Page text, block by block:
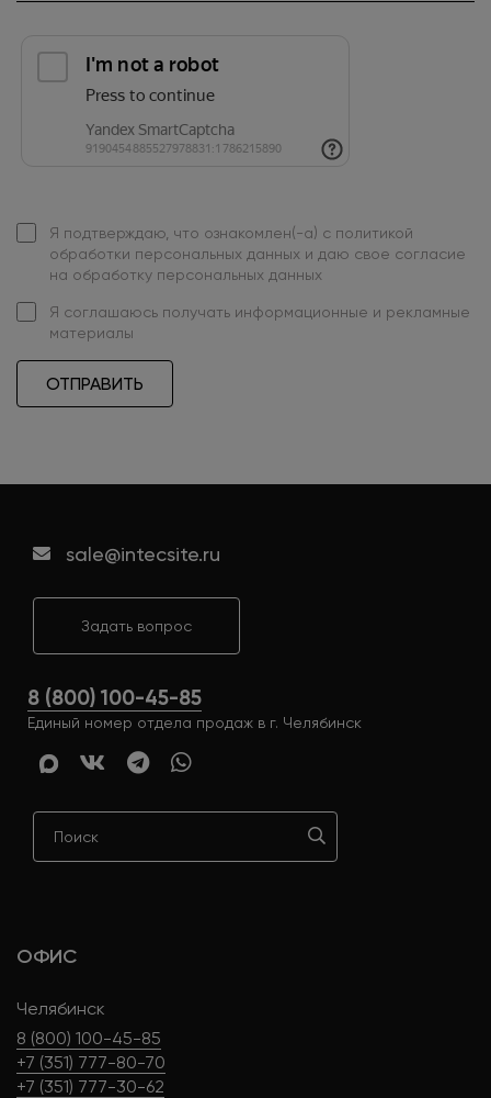
Я подтверждаю, что ознакомлен(-а) с политикой
обработки персональных данных и даю свое согласие
на обработку персональных данных
Я соглашаюсь получать информационные и рекламные
материалы
ОТПРАВИТЬ
sale@intecsite.ru
Задать вопрос
8 (800) 100-45-85
Единый номер отдела продаж в г. Челябинск
ОФИС
Челябинск
8 (800) 100-45-85
+7 (351) 777-80-70
+7 (351) 777-30-62